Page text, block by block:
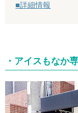
■詳細情報
・アイスもなか